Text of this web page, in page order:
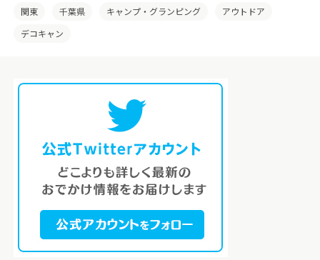
の土地の特性を活かした「デコキャン」を開催していき
たいと考えております。
関東 千葉県 キャンプ・グランピング アウトドア
デコキャン